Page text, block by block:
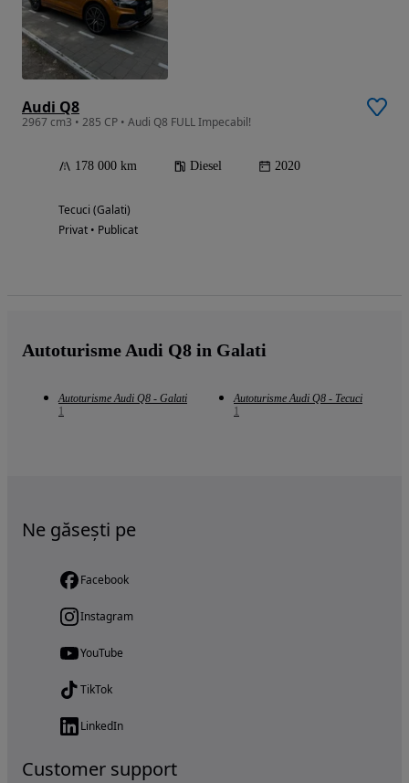
Audi Q8
2967 cm3 • 285 CP • Audi Q8 FULL Impecabil!
178 000 km Diesel 2020
Tecuci (Galati)
Privat • Publicat
Autoturisme Audi Q8 in Galati
Autoturisme Audi Q8 - Galati
1
Autoturisme Audi Q8 - Tecuci
1
Ne găsești pe
Facebook
Instagram
YouTube
TikTok
LinkedIn
Customer support